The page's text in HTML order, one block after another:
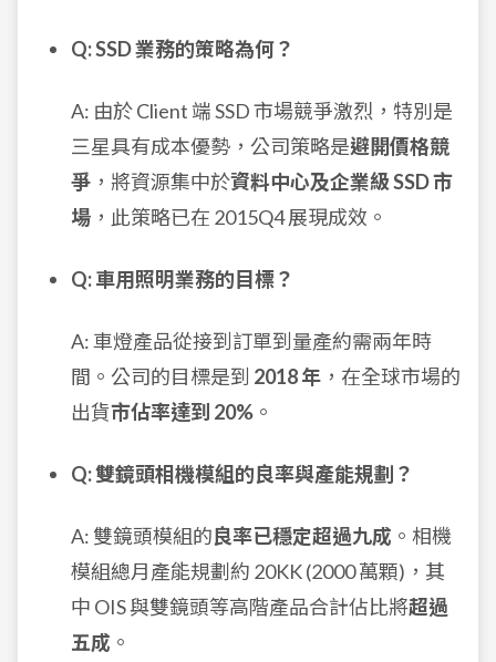
Q: SSD 業務的策略為何？
A: 由於 Client 端 SSD 市場競爭激烈，特別是
三星具有成本優勢，公司策略是避開價格競
爭 ，將資源集中於資料中心及企業級 SSD 市
場 ，此策略已在 2015Q4 展現成效。
Q: 車用照明業務的目標？
A: 車燈產品從接到訂單到量產約需兩年時
間。公司的目標是到 2018 年 ，在全球市場的
出貨市佔率達到 20% 。
Q: 雙鏡頭相機模組的良率與產能規劃？
A: 雙鏡頭模組的良率已穩定超過九成 。相機
模組總月產能規劃約 20KK (2000 萬顆)，其
中 OIS 與雙鏡頭等高階產品合計佔比將超過
五成 。